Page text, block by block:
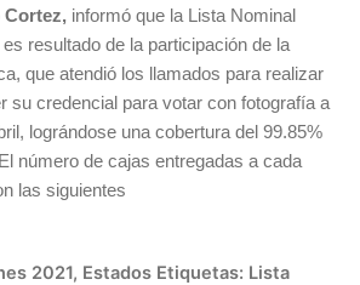
Cortez, informó que la Lista Nominal
resultado de la participación de la
que atendió los llamados para realizar
su credencial para votar con fotografía a
lográndose una cobertura del 99.85%
número de cajas entregadas a cada
las siguientes
2021, Estados Etiquetas: Lista